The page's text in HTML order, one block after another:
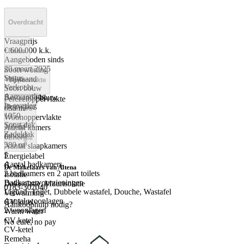
Overdracht
Vraagprijs
€ 600.000 k.k.
Aangeboden sinds
20 maart 2025
Status
Verkocht
Aanvaarding
In overleg
Bouw
Soort woning
Vrijstaand
Soort bouw
Bestaande bouw
Bouwjaar
1950
Soort dak
Zadeldak
Oppervlakte
Perceeloppervlakte
630 m²
Woonoppervlakte
165 m²
Inhoud
580 m³
Kamers
Aantal kamers
6
Aantal slaapkamers
5
Aantal badkamers
2 badkamers en 2 apart toilets
Badkamervoorzieningen
Ligbad, Toilet, Dubbele wastafel, Douche, Wastafel
Aantal woonlagen
2 woonlagen
Energie
Energielabel
C
Isolatie
Dakisolatie, Muurisolatie
Verwarming
CV ketel
Warm water
CV ketel
CV-ketel
Remeha
De Makelaars van Altena
0183-307040
Aankoophulp nodig?
No cure, no pay